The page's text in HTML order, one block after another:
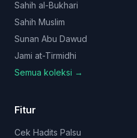
Sahih al-Bukhari
Sahih Muslim
Sunan Abu Dawud
Jami at-Tirmidhi
Semua koleksi →
Fitur
Cek Hadits Palsu